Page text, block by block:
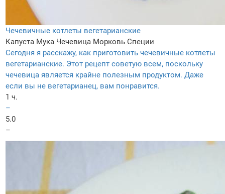
Чечевичные котлеты вегетарианские
Капуста Мука Чечевица Морковь Специи
Сегодня я расскажу, как приготовить чечевичные котлеты
вегетарианские. Этот рецепт советую всем, поскольку
чечевица является крайне полезным продуктом. Даже
если вы не вегетарианец, вам понравится.
1 ч.
–
5.0
–